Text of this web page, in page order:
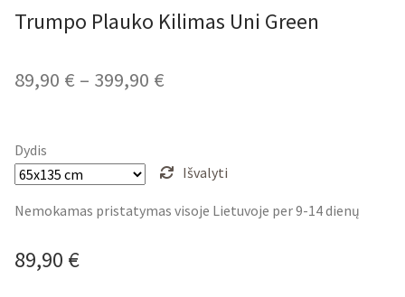
Trumpo Plauko Kilimas Uni Green
89,90 € – 399,90 €
through
399,90 €
Dydis
Išvalyti
Nemokamas pristatymas visoje Lietuvoje per 9-14 dienų
89,90 €